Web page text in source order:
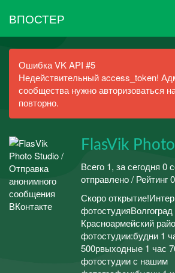
ВПОСТЕР
Ошибка VK API #5
Недействительный access_token!
сообщества нужно авторизоваться
повторно.
FlasVik
Всего 1, за сегодня 0
отправлено / Рейтинг 0
Скоро
фотостудияВолгоград
Красноармейский
фотостудии:будни 1
500рвыходные 1 час
фотостудии с нашим